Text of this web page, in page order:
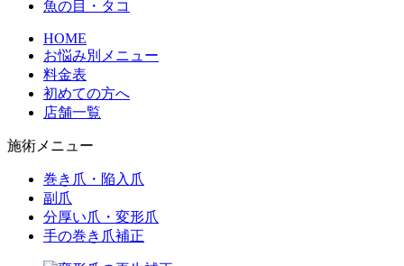
魚の目・タコ
HOME
お悩み別メニュー
料金表
初めての方へ
店舗一覧
施術メニュー
巻き爪・陥入爪
副爪
分厚い爪・変形爪
手の巻き爪補正